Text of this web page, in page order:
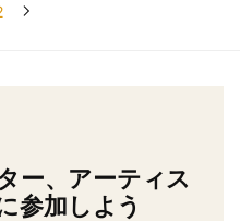
ー、アーティス
参加しよう